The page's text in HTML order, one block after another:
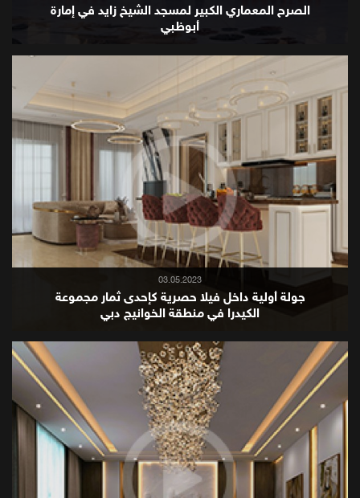
الصرح المعماري الكبير لمسجد الشيخ زايد في إمارة
أبوظبي
03.05.2023
جولة أولية داخل فيلا حصرية كإحدى ثمار مجموعة
الكيدرا في منطقة الخوانيج دبي